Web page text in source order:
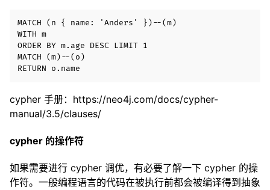
MATCH (n { name: 'Anders' })--(m)
WITH m
ORDER BY m.age DESC LIMIT 1
MATCH (m)--(o)
cypher 手册：https://neo4j.com/docs/cypher-
manual/3.5/clauses/
cypher 的操作符
如果需要进行 cypher 调优，有必要了解一下 cypher 的操
作符。一般编程语言的代码在被执行前都会被编译得到抽象